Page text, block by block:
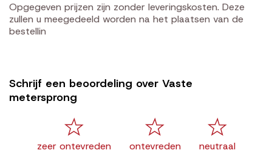
Opgegeven prijzen zijn zonder leveringskosten. Deze
zullen u meegedeeld worden na het plaatsen van de
bestellin
Schrijf een beoordeling over Vaste
metersprong
zeer ontevreden ontevreden neutraal